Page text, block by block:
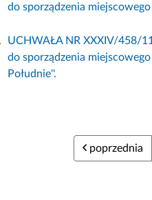
do sporządzenia
UCHWAŁA NR XXXIV/458/
do sporządzenia
Południe''.
poprzednia